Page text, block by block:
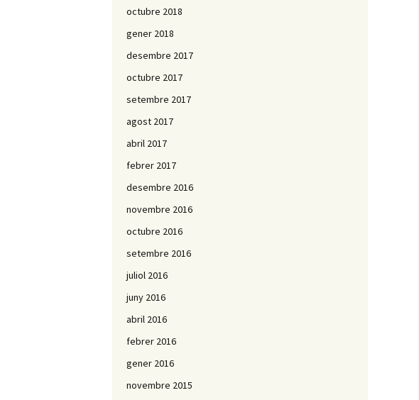
octubre 2018
gener 2018
desembre 2017
octubre 2017
setembre 2017
agost 2017
abril 2017
febrer 2017
desembre 2016
novembre 2016
octubre 2016
setembre 2016
juliol 2016
juny 2016
abril 2016
febrer 2016
gener 2016
novembre 2015